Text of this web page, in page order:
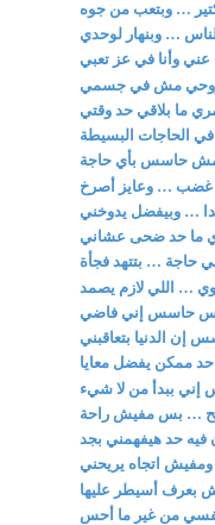
… وبتعب من جوه
… وبنهار لوحدي
عني وأنا في عز تعبي
مش في جسمي
ما بلاقي حد وقتي
الحاجات البسيطة
مش حاسس بأي حاجة
غضب … وعايز أصرخ
جدا … وبيفضل يدوخني
ما حد ضحى عشاني
حاجة … بتتهد فجأة
… اللي لازم يصمد
بس حاسس إني فاضي
إن الدنيا بتعاقبني
ممكن يفضل معايا
إني ببدأ من لا شيء
… بس مفيش راحة
حد هيفهمني بجد
اتجاه يريحني
بعرف أسيطر عليها
نفسي من غير ما أحس